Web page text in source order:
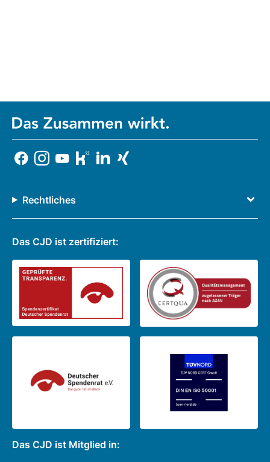
Rechtliches
Das CJD ist zertifiziert:
Das CJD ist Mitglied in: